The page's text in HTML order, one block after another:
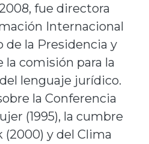
fue directora
Internacional
de la Presidencia y
comisión para la
lenguaje jurídico.
la Conferencia
(1995), la cumbre
(2000) y del Clima